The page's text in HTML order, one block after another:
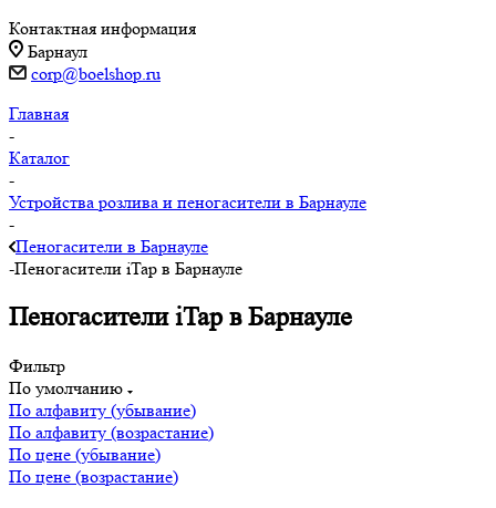
Контактная информация
Барнаул
corp@boelshop.ru
Главная
-
Каталог
-
Устройства розлива и пеногасители в Барнауле
-
Пеногасители в Барнауле
-Пеногасители iTap в Барнауле
Пеногасители iTap в Барнауле
Фильтр
По умолчанию
По алфавиту (убывание)
По алфавиту (возрастание)
По цене (убывание)
По цене (возрастание)